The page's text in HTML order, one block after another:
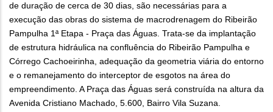
de duração de cerca de 30 dias, são necessárias para a
execução das obras do sistema de macrodrenagem do Ribeirão
Pampulha 1ª Etapa - Praça das Águas. Trata-se da implantação
de estrutura hidráulica na confluência do Ribeirão Pampulha e
Córrego Cachoeirinha, adequação da geometria viária do entorno
e o remanejamento do interceptor de esgotos na área do
empreendimento. A Praça das Águas será construída na altura da
Avenida Cristiano Machado, 5.600, Bairro Vila Suzana.